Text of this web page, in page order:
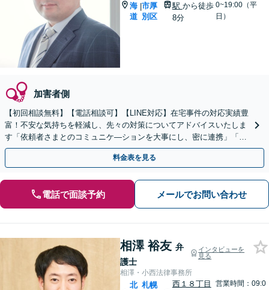
海
道
|市厚
別区
駅 から徒歩
8分
0~19:00（平
日）
加害者側
【初回相談無料】【電話相談可】【LINE対応】在宅事件の対応実績豊
富！不安な気持ちを軽減し、先々の対策についてアドバイスいたしま
す「依頼者さまとのコミュニケ―ションを大事にし、密に連携」「示
談交渉はすべて窓口になり対応」【休日・夜間相談可】
料金表を見る
電話で面談予約 メールでお問い合わせ
相澤 裕友 弁
護士
インタビューを
見る
相澤・小西法律事務所
北 札幌
西１８丁目
営業時間：09:0